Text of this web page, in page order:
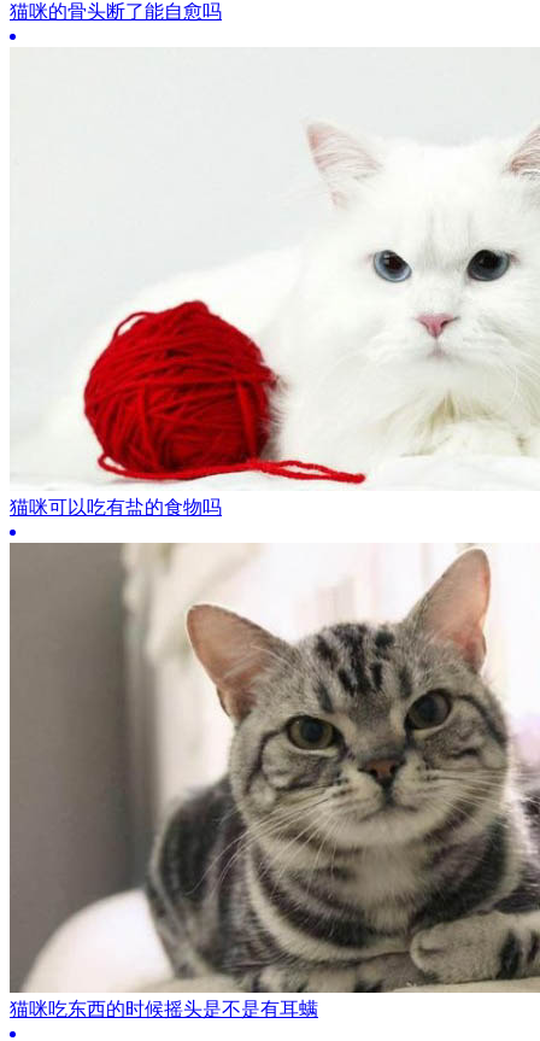
猫咪的骨头断了能自愈吗
猫咪可以吃有盐的食物吗
猫咪吃东西的时候摇头是不是有耳螨